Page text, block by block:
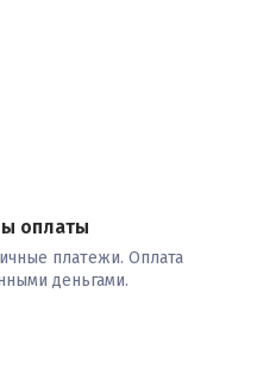
оплаты
платежи. Оплата
деньгами.